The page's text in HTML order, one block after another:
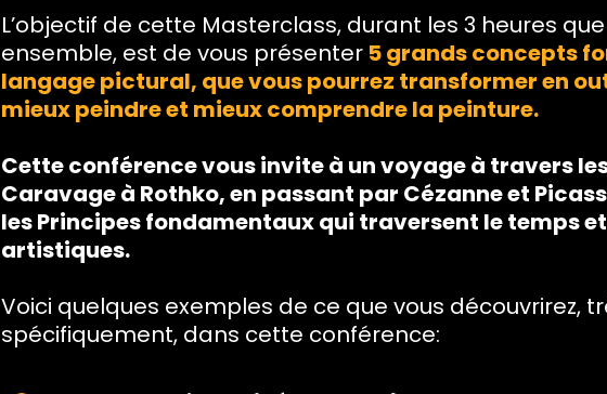
L’objectif de cette Masterclass, durant les 3 heures
ensemble, est de vous présenter 5 grands concepts
langage pictural, que vous pourrez transformer en
mieux peindre et mieux comprendre la peinture.
Cette conférence vous invite à un voyage à travers
Caravage à Rothko, en passant par Cézanne et
les Principes fondamentaux qui traversent le temps
artistiques.
Voici quelques exemples de ce que vous découvrirez,
spécifiquement, dans cette conférence: